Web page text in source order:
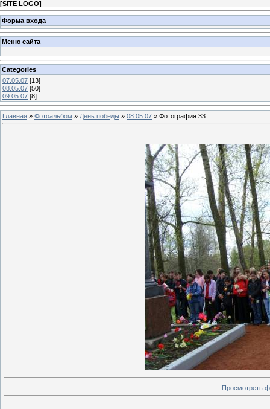
[SITE LOGO]
Форма входа
Меню сайта
Categories
07.05.07 [13]
08.05.07 [50]
09.05.07 [8]
Главная » Фотоальбом » День победы » 08.05.07 » Фотография 33
Просмотреть